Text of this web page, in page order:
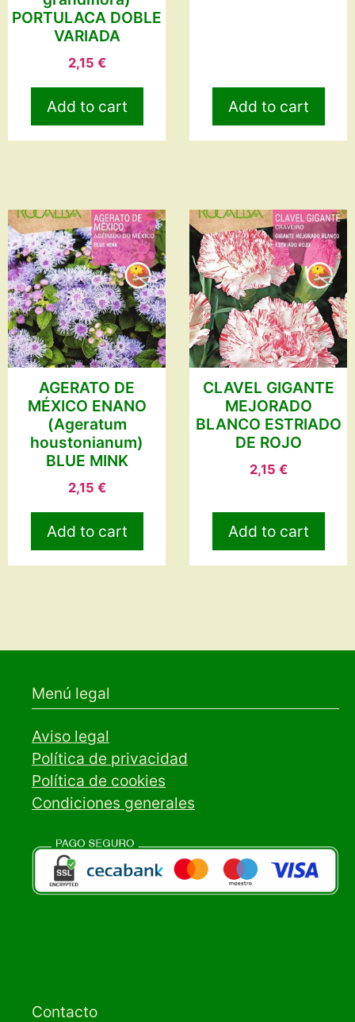
PORTULACA DOBLE
VARIADA
2,15 €
Add to cart Add to cart
AGERATO DE
MÉXICO ENANO
(Ageratum
houstonianum)
BLUE MINK
2,15 €
Add to cart
CLAVEL GIGANTE
MEJORADO
BLANCO ESTRIADO
DE ROJO
2,15 €
Add to cart
Menú legal
Aviso legal
Política de privacidad
Política de cookies
Condiciones generales
Contacto